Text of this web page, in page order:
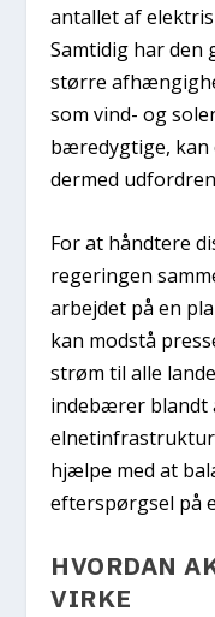
antallet af
Samtidig har den
større
som vind- og
bæredygtige,
dermed
For at håndtere
regeringen
arbejdet på en
kan modstå
strøm til alle
indebærer blandt
hjælpe med at
efterspørgsel på
HVORDAN
VIRKE